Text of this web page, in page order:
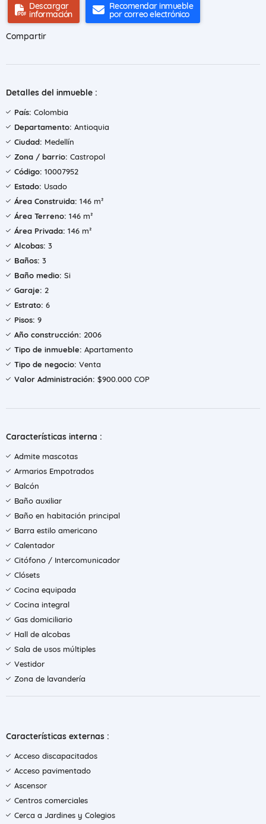
Descargar
información
Recomendar inmueble
por correo electrónico
Compartir
Detalles del inmueble :
País: Colombia
Departamento: Antioquia
Ciudad: Medellín
Zona / barrio: Castropol
Código: 10007952
Estado: Usado
Área Construida: 146 m²
Área Terreno: 146 m²
Área Privada: 146 m²
Alcobas: 3
Baños: 3
Baño medio: Si
Garaje: 2
Estrato: 6
Pisos: 9
Año construcción: 2006
Tipo de inmueble: Apartamento
Tipo de negocio: Venta
Valor Administración: $900.000 COP
Características interna :
Admite mascotas
Armarios Empotrados
Balcón
Baño auxiliar
Baño en habitación principal
Barra estilo americano
Calentador
Citófono / Intercomunicador
Clósets
Cocina equipada
Cocina integral
Gas domiciliario
Hall de alcobas
Sala de usos múltiples
Vestidor
Zona de lavandería
Características externas :
Acceso discapacitados
Acceso pavimentado
Ascensor
Centros comerciales
Cerca a Jardines y Colegios